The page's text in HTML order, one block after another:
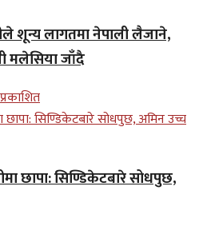
शून्य लागतमा नेपाली लैजाने,
मलेसिया जाँदै
छापा: सिण्डिकेटबारे सोधपुछ,